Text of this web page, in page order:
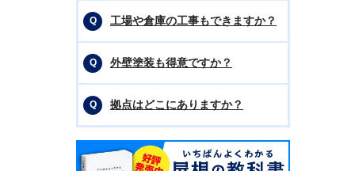
工場や倉庫の工事もできますか？
外壁塗装も得意ですか？
拠点はどこにありますか？